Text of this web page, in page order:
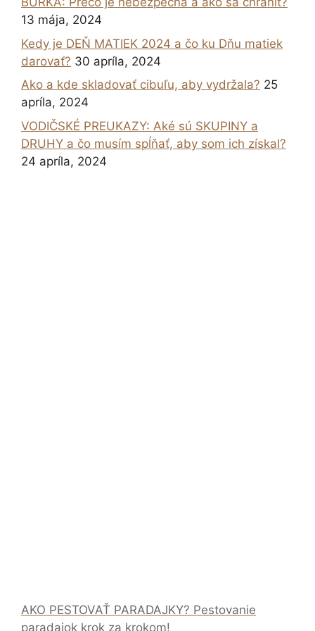
13 mája, 2024
Kedy je DEŇ MATIEK 2024 a čo ku Dňu matiek
darovať? 30 apríla, 2024
Ako a kde skladovať cibuľu, aby vydržala? 25
apríla, 2024
VODIČSKÉ PREUKAZY: Aké sú SKUPINY a
DRUHY a čo musím spĺňať, aby som ich získal?
24 apríla, 2024
AKO PESTOVAŤ PARADAJKY? Pestovanie
paradajok krok za krokom!